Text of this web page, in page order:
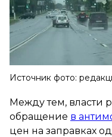
Источник фото:
Между тем, власти
обращение в
цен на заправках